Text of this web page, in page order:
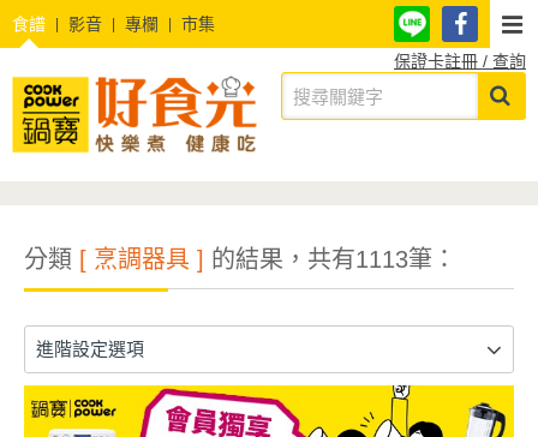
食譜 影音 專欄
市集
保證卡註冊 / 查詢
分類 [ 烹調器具 ] 的結果，共有1113筆：
進階設定選項